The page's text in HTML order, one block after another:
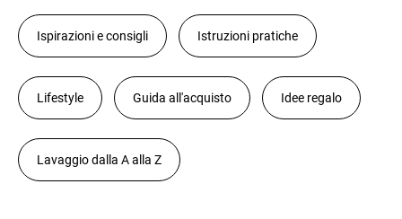
Ispirazioni e consigli Istruzioni pratiche
Lifestyle Guida all'acquisto Idee regalo
Lavaggio dalla A alla Z